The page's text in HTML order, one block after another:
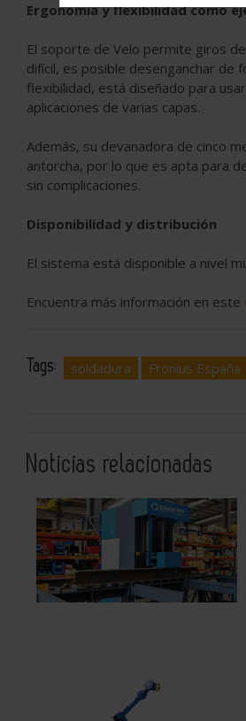
Ergonomía y flexibilidad como
El soporte de Velo permite giros
difícil, es posible desenganchar de
flexibilidad, está diseñado para
aplicaciones de varias capas.
Además, su devanadora de cinco
antorcha, por lo que es apta para
sin complicaciones.
Disponibilidad y distribución
El sistema está disponible a nivel
Encuentra más información en este
Tags: soldadura Fronius España
Noticias relacionadas